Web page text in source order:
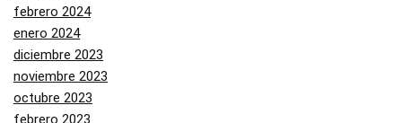
febrero 2024
enero 2024
diciembre 2023
noviembre 2023
octubre 2023
febrero 2023